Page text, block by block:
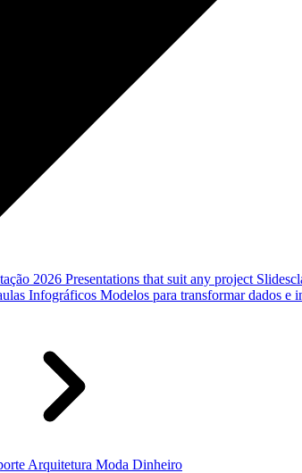
2026 Presentations that suit any project
Infográficos Modelos para transformar dados e
Arquitetura Moda Dinheiro